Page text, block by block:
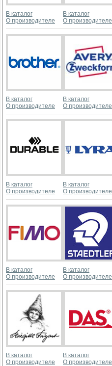
В каталог
О производителе
В каталог
О производителе
В каталог
О производителе
В каталог
О производителе
В каталог
О производителе
В каталог
О производителе
В каталог
О производителе
В каталог
О производителе
В каталог
О производителе
В каталог
О производителе